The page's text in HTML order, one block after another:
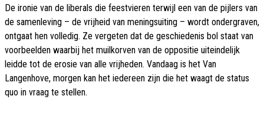
De ironie van de liberals die feestvieren terwijl een van de pijlers van
de samenleving – de vrijheid van meningsuiting – wordt ondergraven,
ontgaat hen volledig. Ze vergeten dat de geschiedenis bol staat van
voorbeelden waarbij het muilkorven van de oppositie uiteindelijk
leidde tot de erosie van alle vrijheden. Vandaag is het Van
Langenhove, morgen kan het iedereen zijn die het waagt de status
quo in vraag te stellen.